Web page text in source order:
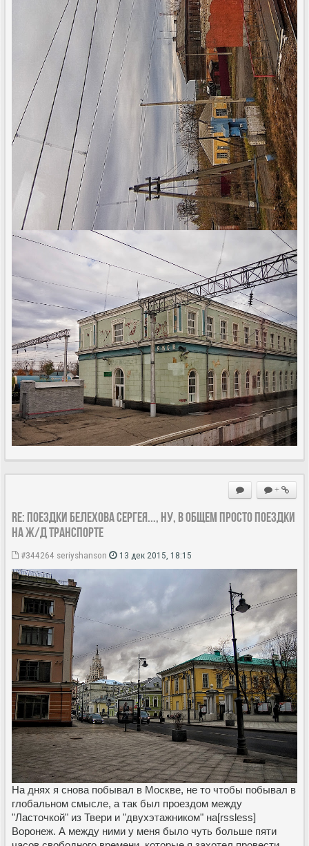
+
Re: Поездки Белехова Сергея..., ну, в общем просто поездки
на ж/д транспорте
#344264 seriyshanson 13 дек 2015, 18:15
На днях я снова побывал в Москве, не то чтобы побывал в
глобальном смысле, а так был проездом между
"Ласточкой" из Твери и "двухэтажником" на[rssless]
Воронеж. А между ними у меня было чуть больше пяти